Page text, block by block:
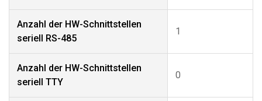
Anzahl der HW-Schnittstellen
seriell RS-485
1
Anzahl der HW-Schnittstellen
seriell TTY
0